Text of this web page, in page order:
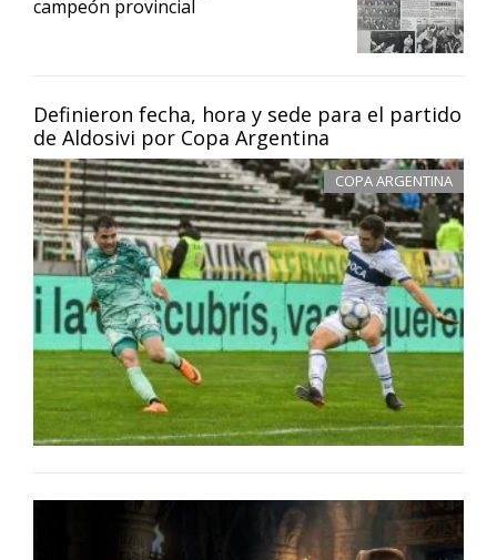
Definieron fecha, hora y sede para el partido
de Aldosivi por Copa Argentina
COPA ARGENTINA
campeón provincial